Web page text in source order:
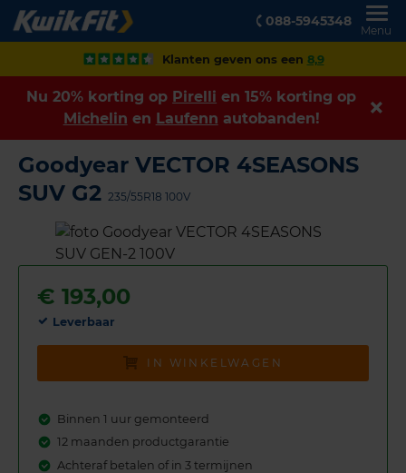
088-5945348
Menu
Klanten geven ons een 8,9
Nu 20% korting op Pirelli en 15% korting op
Michelin en Laufenn autobanden!
Goodyear VECTOR 4SEASONS
SUV G2 235/55R18 100V
€ 193,00
Leverbaar
IN WINKELWAGEN
Binnen 1 uur gemonteerd
12 maanden productgarantie
Achteraf betalen of in 3 termijnen